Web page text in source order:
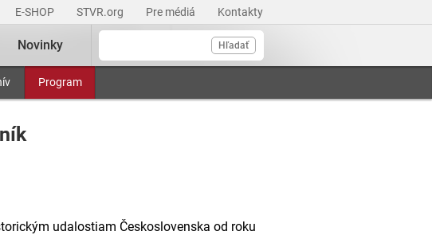
E-SHOP STVR.org Pre médiá Kontakty
Hľadať
Program
Novinky
udalostiam Československa od roku